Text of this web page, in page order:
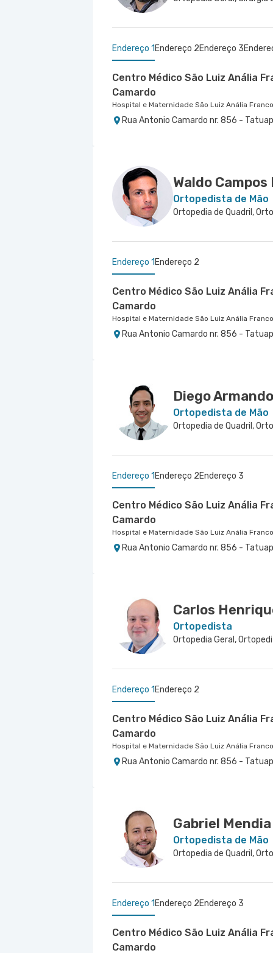
Endereço 1 Endereço 2Endereço 3
Centro Médico São Luiz Anália
Camardo
Hospital e Maternidade São Luiz Anália Franco
Rua Antonio Camardo nr. 856 -
Avenida Alvaro Ramos nr. 896 6º
Waldo
Ortopedista de Mão
Endereço 1 Endereço 2
Centro Médico São Luiz Anália
Camardo
Hospital e Maternidade São Luiz Anália Franco
Rua Antonio Camardo nr. 856 -
1° Andar - Tambore, Barueri - SP
Diego
Ortopedista de Mão
Endereço 1 Endereço 2Endereço 3
Centro Médico São Luiz Anália
Camardo
Hospital e Maternidade São Luiz Anália Franco
Rua Antonio Camardo nr. 856 -
Avenida Alvaro Ramos nr. 896 6º
Carlos
Ortopedista
Ortopedia Geral,
Endereço 1 Endereço 2
Centro Médico São Luiz Anália
Camardo
Hospital e Maternidade São Luiz Anália Franco
Rua Antonio Camardo nr. 856 -
Gabriel
Ortopedista de Mão
Endereço 1 Endereço 2Endereço 3
Centro Médico São Luiz Anália
Camardo